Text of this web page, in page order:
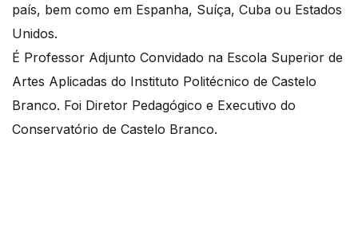
país, bem como em Espanha, Suíça, Cuba ou Estados
Unidos.
É Professor Adjunto Convidado na Escola Superior de
Artes Aplicadas do Instituto Politécnico de Castelo
Branco. Foi Diretor Pedagógico e Executivo do
Conservatório de Castelo Branco.